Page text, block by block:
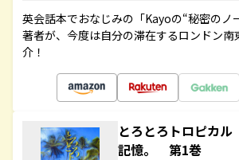
英会話本でおなじみの「Kayoの“秘密のノ
著者が、今度は自分の滞在するロンドン南
介！
とろとろトロピカ
記憶。 第1巻